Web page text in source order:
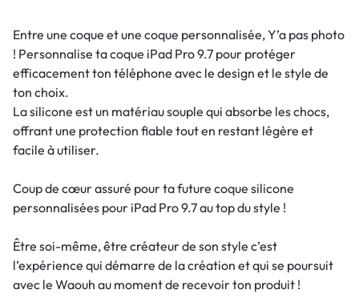
Entre une coque et une coque personnalisée, Y’a pas photo
! Personnalise ta coque iPad Pro 9.7 pour protéger
efficacement ton téléphone avec le design et le style de
ton choix.
La silicone est un matériau souple qui absorbe les chocs,
offrant une protection fiable tout en restant légère et
facile à utiliser.
Coup de cœur assuré pour ta future coque silicone
personnalisées pour iPad Pro 9.7 au top du style !
Être soi-même, être créateur de son style c’est
l’expérience qui démarre de la création et qui se poursuit
avec le Waouh au moment de recevoir ton produit !